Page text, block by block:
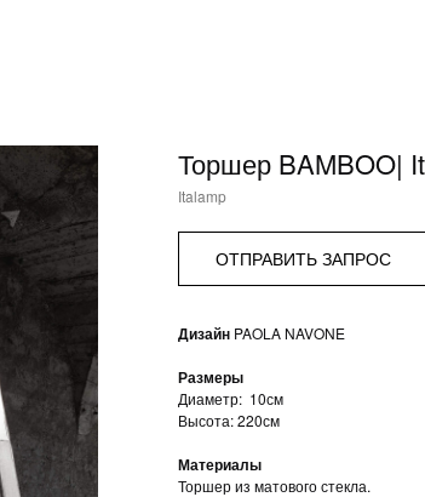
Торшер BAMBOO|
Italamp
ОТПРАВИТЬ ЗАПРОС
Дизайн PAOLA NAVONE
Размеры
Диаметр: 10см
Высота: 220см
Материалы
Торшер из матового стекла.